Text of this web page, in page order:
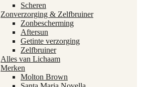
Scheren
Zonverzorging & Zelfbruiner
Zonbescherming
Aftersun
Getinte verzorging
Zelfbruiner
Alles van Lichaam
Merken
Molton Brown